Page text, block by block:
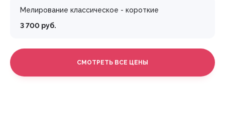
Мелирование классическое - короткие
3 700 руб.
СМОТРЕТЬ ВСЕ ЦЕНЫ